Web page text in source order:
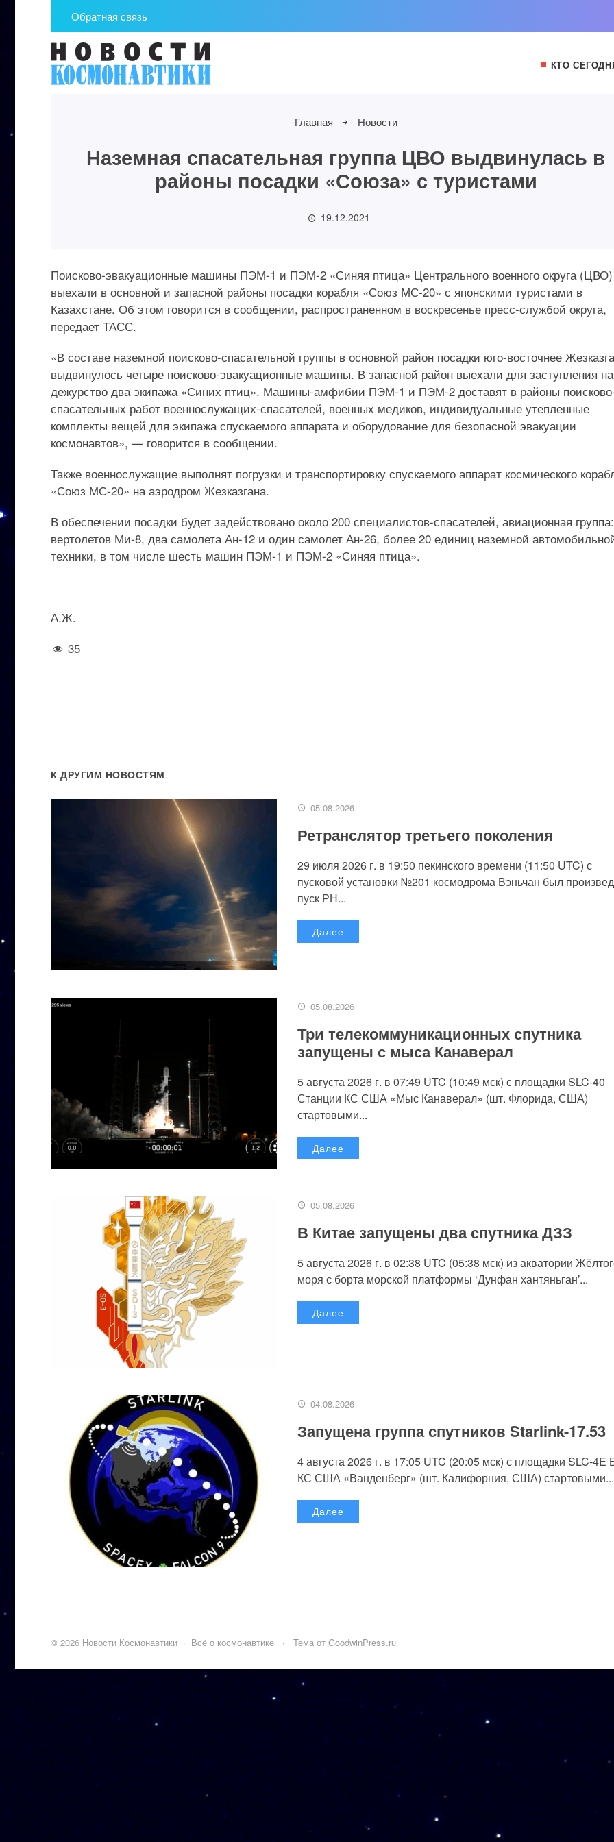
Обратная связь
КТО
Главная Новости
Наземная спасательная группа ЦВО выдвинулась в
районы посадки «Союза» с туристами
19.12.2021
Поисково-эвакуационные машины ПЭМ-1 и ПЭМ-2 «Синяя птица» Центрального военного округа (ЦВО)
выехали в основной и запасной районы посадки корабля «Союз МС-20» с японскими туристами в
Казахстане. Об этом говорится в сообщении, распространенном в воскресенье пресс-службой округа,
передает ТАСС.
«В составе наземной поисково-спасательной группы в основной район посадки юго-восточнее
выдвинулось четыре поисково-эвакуационные машины. В запасной район выехали для заступления на
дежурство два экипажа «Синих птиц». Машины-амфибии ПЭМ-1 и ПЭМ-2 доставят в районы
спасательных работ военнослужащих-спасателей, военных медиков, индивидуальные утепленные
комплекты вещей для экипажа спускаемого аппарата и оборудование для безопасной эвакуации
космонавтов», — говорится в сообщении.
Также военнослужащие выполнят погрузки и транспортировку спускаемого аппарат космического
«Союз МС-20» на аэродром Жезказгана.
В обеспечении посадки будет задействовано около 200 специалистов-спасателей, авиационная
вертолетов Ми-8, два самолета Ан-12 и один самолет Ан-26, более 20 единиц наземной
техники, в том числе шесть машин ПЭМ-1 и ПЭМ-2 «Синяя птица».
А.Ж.
35
К ДРУГИМ НОВОСТЯМ
05.08.2026
Ретранслятор третьего поколения
29 июля 2026 г. в 19:50 пекинского времени (11:50 UTC) с
пусковой установки №201 космодрома Вэньчан был
пуск РН...
Далее
05.08.2026
Три телекоммуникационных спутника
запущены с мыса Канаверал
5 августа 2026 г. в 07:49 UTC (10:49 мск) с площадки SLC-40
Станции КС США «Мыс Канаверал» (шт. Флорида, США)
стартовыми...
Далее
05.08.2026
В Китае запущены два спутника ДЗЗ
5 августа 2026 г. в 02:38 UTC (05:38 мск) из акватории
моря с борта морской платформы ‘Дунфан хантяньган’...
Далее
04.08.2026
Запущена группа спутников Starlink-17.53
4 августа 2026 г. в 17:05 UTC (20:05 мск) с площадки SLC-4E
КС США «Ванденберг» (шт. Калифорния, США) стартовыми...
Далее
© 2026 Новости Космонавтики · Всё о космонавтике · Тема от GoodwinPress.ru